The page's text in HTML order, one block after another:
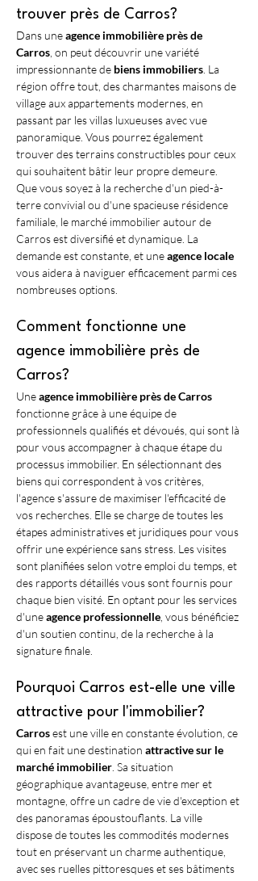
trouver près de Carros?
Dans une agence immobilière près de
Carros , on peut découvrir une variété
impressionnante de biens immobiliers . La
région offre tout, des charmantes maisons de
village aux appartements modernes, en
passant par les villas luxueuses avec vue
panoramique. Vous pourrez également
trouver des terrains constructibles pour ceux
qui souhaitent bâtir leur propre demeure.
Que vous soyez à la recherche d'un pied-à-
terre convivial ou d'une spacieuse résidence
familiale, le marché immobilier autour de
Carros est diversifié et dynamique. La
demande est constante, et une agence locale
vous aidera à naviguer efficacement parmi ces
nombreuses options.
Comment fonctionne une
agence immobilière près de
Carros?
Une agence immobilière près de Carros
fonctionne grâce à une équipe de
professionnels qualifiés et dévoués, qui sont là
pour vous accompagner à chaque étape du
processus immobilier. En sélectionnant des
biens qui correspondent à vos critères,
l'agence s'assure de maximiser l'efficacité de
vos recherches. Elle se charge de toutes les
étapes administratives et juridiques pour vous
offrir une expérience sans stress. Les visites
sont planifiées selon votre emploi du temps, et
des rapports détaillés vous sont fournis pour
chaque bien visité. En optant pour les services
d'une agence professionnelle , vous bénéficiez
d'un soutien continu, de la recherche à la
signature finale.
Pourquoi Carros est-elle une ville
attractive pour l'immobilier?
Carros est une ville en constante évolution, ce
qui en fait une destination attractive sur le
marché immobilier . Sa situation
géographique avantageuse, entre mer et
montagne, offre un cadre de vie d'exception et
des panoramas époustouflants. La ville
dispose de toutes les commodités modernes
tout en préservant un charme authentique,
avec ses ruelles pittoresques et ses bâtiments